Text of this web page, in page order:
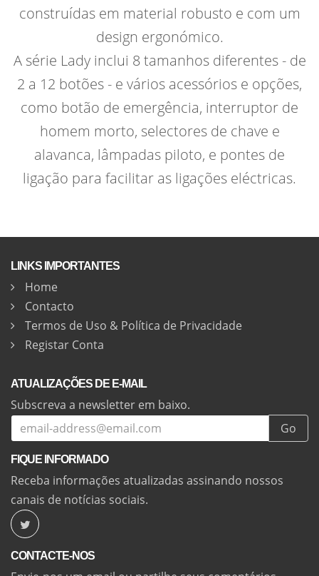
construídas em material robusto e com um
design ergonómico.
A série Lady inclui 8 tamanhos diferentes - de
2 a 12 botões - e vários acessórios e opções,
como botão de emergência, interruptor de
homem morto, selectores de chave e
alavanca, lâmpadas piloto, e pontes de
ligação para facilitar as ligações eléctricas.
LINKS IMPORTANTES
Home
Contacto
Termos de Uso & Política de Privacidade
Registar Conta
ATUALIZAÇÕES DE E-MAIL
Subscreva a newsletter em baixo.
Go
FIQUE INFORMADO
Receba informações atualizadas assinando nossos
canais de notícias sociais.
CONTACTE-NOS